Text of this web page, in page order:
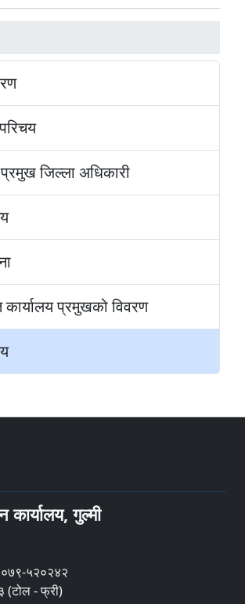
जिल्ला अधिकारी
कार्यालय प्रमुखको विवरण
कार्यालय, गुल्मी
५२०२४२
- फ्री)